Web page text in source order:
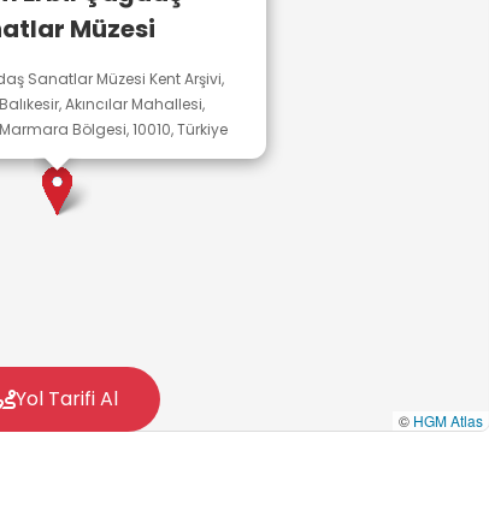
Müzesi
Sanatlar Müzesi Kent Arşivi,
Akıncılar Mahallesi,
Bölgesi, 10010, Türkiye
© HGM Atlas
Yol Tarifi Al